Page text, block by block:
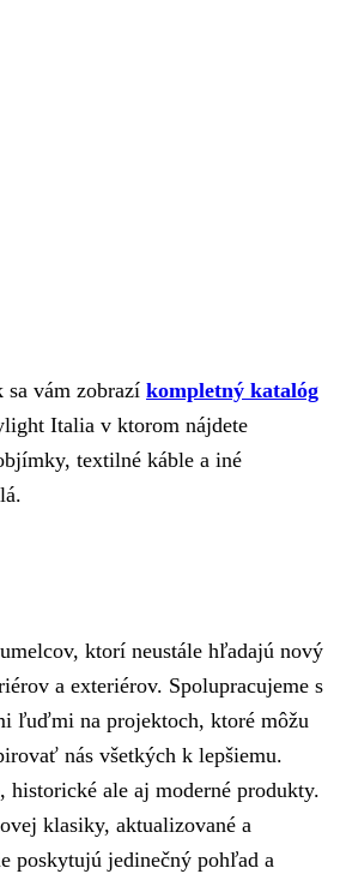
vám zobrazí kompletný katalóg
Italia v ktorom nájdete
textilné káble a iné
ktorí neustále hľadajú nový
a exteriérov. Spolupracujeme s
ľuďmi na projektoch, ktoré môžu
nás všetkých k lepšiemu.
historické ale aj moderné produkty.
klasiky, aktualizované a
poskytujú jedinečný pohľad a